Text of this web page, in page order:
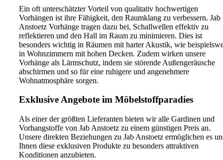
Ein oft unterschätzter Vorteil von qualitativ hochwertigen
Vorhängen ist ihre Fähigkeit, den Raumklang zu verbessern. Jab
Anstoetz Vorhänge tragen dazu bei, Schallwellen effektiv zu
reflektieren und den Hall im Raum zu minimieren. Dies ist
besonders wichtig in Räumen mit harter Akustik, wie
in Wohnzimmern mit hohen Decken. Zudem wirken unsere
Vorhänge als Lärmschutz, indem sie störende Außengeräusche
abschirmen und so für eine ruhigere und angenehmere
Wohnatmosphäre sorgen.
Exklusive Angebote im Möbelstoffparadies
Als einer der größten Lieferanten bieten wir alle Gardinen und
Vorhangstoffe von Jab Anstoetz zu einem günstigen Preis an.
Unsere direkten Beziehungen zu Jab Anstoetz ermöglichen es
Ihnen diese exklusiven Produkte zu besonders attraktiven
Konditionen anzubieten.